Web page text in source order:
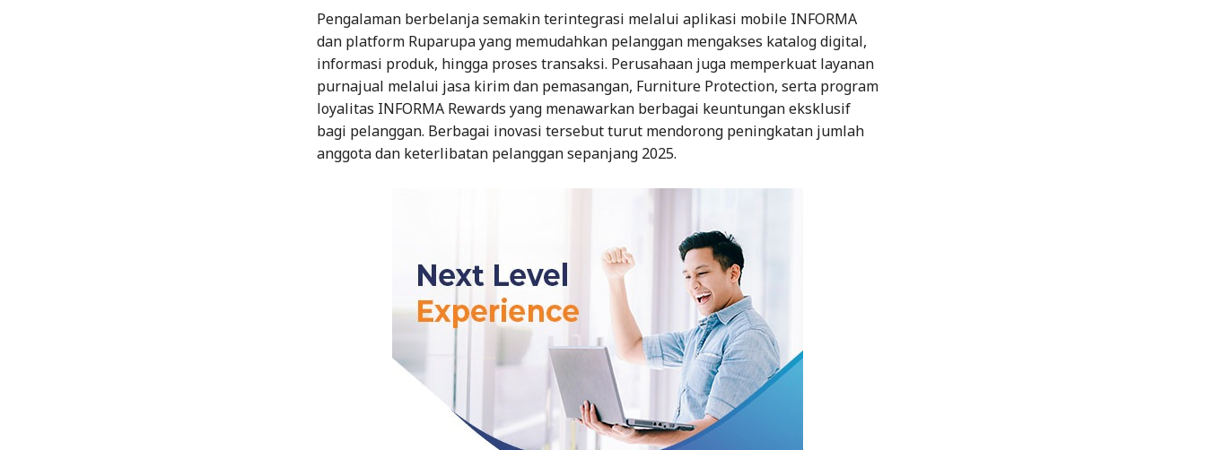
Pengalaman berbelanja semakin terintegrasi melalui aplikasi mobile INFORMA
dan platform Ruparupa yang memudahkan pelanggan mengakses katalog digital,
informasi produk, hingga proses transaksi. Perusahaan juga memperkuat layanan
purnajual melalui jasa kirim dan pemasangan, Furniture Protection, serta program
loyalitas INFORMA Rewards yang menawarkan berbagai keuntungan eksklusif
bagi pelanggan. Berbagai inovasi tersebut turut mendorong peningkatan jumlah
anggota dan keterlibatan pelanggan sepanjang 2025.